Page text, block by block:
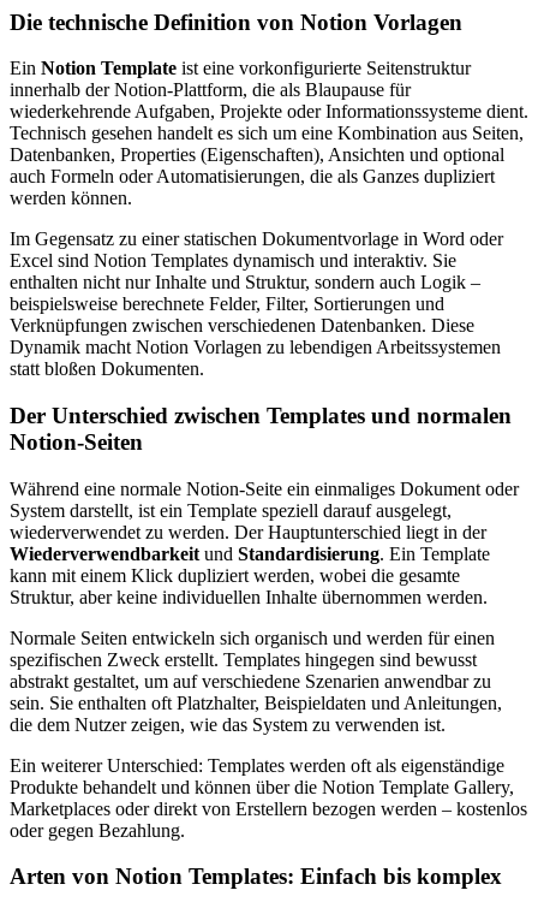
Die technische Definition von Notion Vorlagen
Ein Notion Template ist eine vorkonfigurierte Seitenstruktur
innerhalb der Notion-Plattform, die als Blaupause für
wiederkehrende Aufgaben, Projekte oder Informationssysteme dient.
Technisch gesehen handelt es sich um eine Kombination aus Seiten,
Datenbanken, Properties (Eigenschaften), Ansichten und optional
auch Formeln oder Automatisierungen, die als Ganzes dupliziert
werden können.
Im Gegensatz zu einer statischen Dokumentvorlage in Word oder
Excel sind Notion Templates dynamisch und interaktiv. Sie
enthalten nicht nur Inhalte und Struktur, sondern auch Logik –
beispielsweise berechnete Felder, Filter, Sortierungen und
Verknüpfungen zwischen verschiedenen Datenbanken. Diese
Dynamik macht Notion Vorlagen zu lebendigen Arbeitssystemen
statt bloßen Dokumenten.
Der Unterschied zwischen Templates und normalen
Notion-Seiten
Während eine normale Notion-Seite ein einmaliges Dokument oder
System darstellt, ist ein Template speziell darauf ausgelegt,
wiederverwendet zu werden. Der Hauptunterschied liegt in der
Wiederverwendbarkeit und Standardisierung. Ein Template
kann mit einem Klick dupliziert werden, wobei die gesamte
Struktur, aber keine individuellen Inhalte übernommen werden.
Normale Seiten entwickeln sich organisch und werden für einen
spezifischen Zweck erstellt. Templates hingegen sind bewusst
abstrakt gestaltet, um auf verschiedene Szenarien anwendbar zu
sein. Sie enthalten oft Platzhalter, Beispieldaten und Anleitungen,
die dem Nutzer zeigen, wie das System zu verwenden ist.
Ein weiterer Unterschied: Templates werden oft als eigenständige
Produkte behandelt und können über die Notion Template Gallery,
Marketplaces oder direkt von Erstellern bezogen werden – kostenlos
oder gegen Bezahlung.
Arten von Notion Templates: Einfach bis komplex